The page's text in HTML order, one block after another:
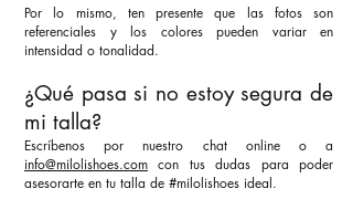
Por lo mismo, ten presente que las fotos son
referenciales y los colores pueden variar en
intensidad o tonalidad.
¿Qué pasa si no estoy segura de
mi talla?
Escríbenos por nuestro chat online o a
info@milolishoes.com con tus dudas para poder
asesorarte en tu talla de #milolishoes ideal.